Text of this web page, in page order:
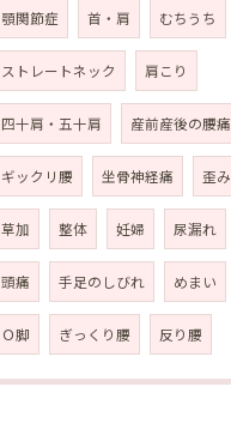
顎関節症 首・肩 むちうち
ストレートネック 肩こり
四十肩・五十肩 産前産後の腰痛
ギックリ腰 坐骨神経痛 歪み
草加 整体 妊婦 尿漏れ
頭痛 手足のしびれ めまい
Ｏ脚 ぎっくり腰 反り腰